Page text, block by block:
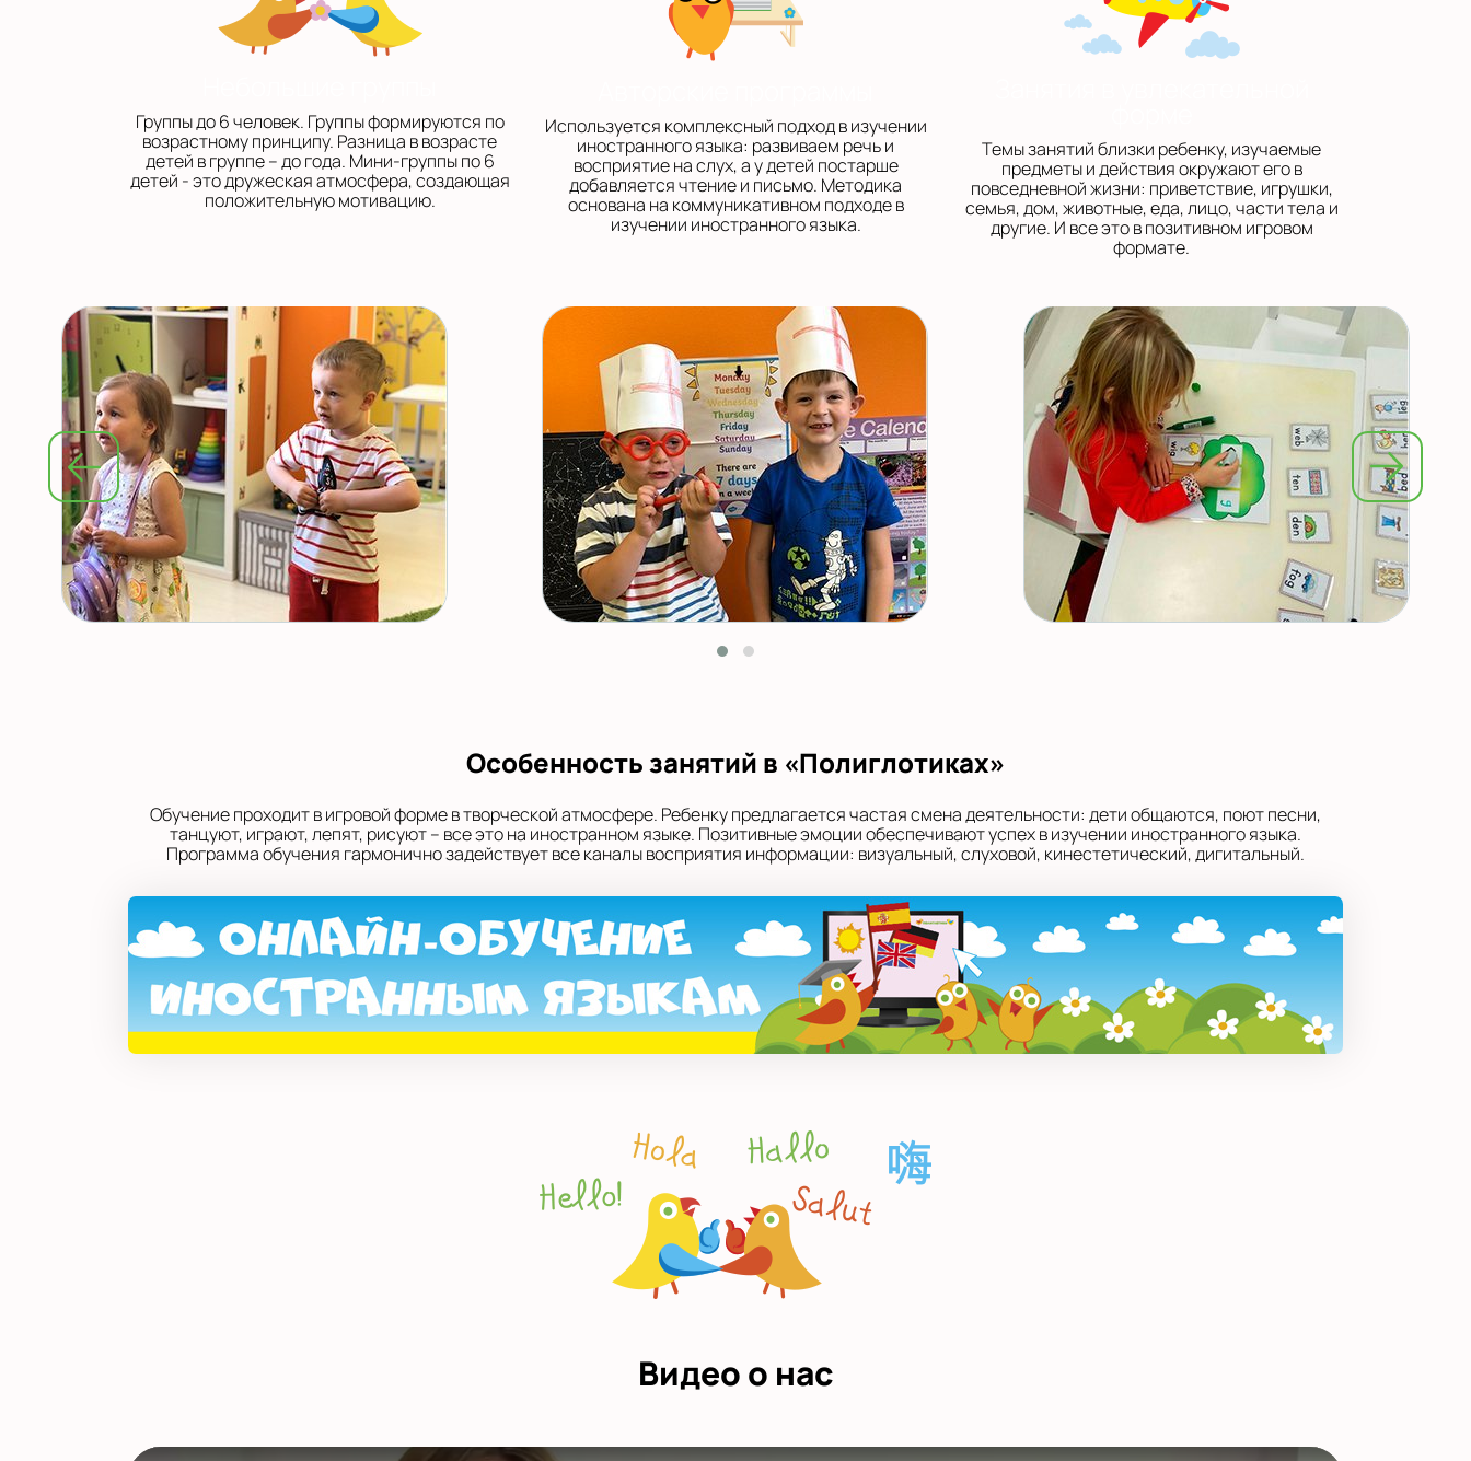
Группы до 6 человек. Группы формируются по
возрастному принципу. Разница в возрасте
детей в группе – до года. Мини-группы по 6
детей - это дружеская атмосфера, создающая
положительную мотивацию.
Используется комплексный подход в изучении
иностранного языка: развиваем речь и
восприятие на слух, а у детей постарше
добавляется чтение и письмо. Методика
основана на коммуникативном подходе в
изучении иностранного языка.
Темы занятий близки ребенку, изучаемые
предметы и действия окружают его в
повседневной жизни: приветствие, игрушки,
семья, дом, животные, еда, лицо, части тела и
другие. И все это в позитивном игровом
формате.
Особенность занятий в «Полиглотиках»
Обучение проходит в игровой форме в творческой атмосфере. Ребенку предлагается частая смена деятельности: дети общаются, поют песни,
танцуют, играют, лепят, рисуют – все это на иностранном языке. Позитивные эмоции обеспечивают успех в изучении иностранного языка.
Программа обучения гармонично задействует все каналы восприятия информации: визуальный, слуховой, кинестетический, дигитальный.
Видео о нас